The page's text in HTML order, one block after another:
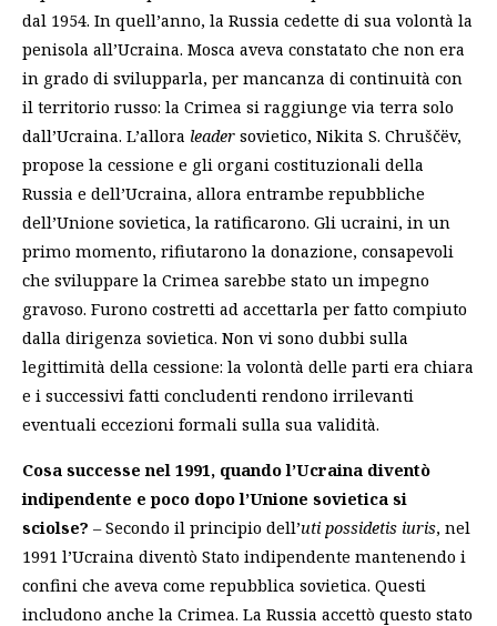
dal 1954. In quell’anno, la Russia cedette di sua volontà la
penisola all’Ucraina. Mosca aveva constatato che non era
in grado di svilupparla, per mancanza di continuità con
il territorio russo: la Crimea si raggiunge via terra solo
dall’Ucraina. L’allora leader sovietico, Nikita S. Chruščëv,
propose la cessione e gli organi costituzionali della
Russia e dell’Ucraina, allora entrambe repubbliche
dell’Unione sovietica, la ratificarono. Gli ucraini, in un
primo momento, rifiutarono la donazione, consapevoli
che sviluppare la Crimea sarebbe stato un impegno
gravoso. Furono costretti ad accettarla per fatto compiuto
dalla dirigenza sovietica. Non vi sono dubbi sulla
legittimità della cessione: la volontà delle parti era chiara
e i successivi fatti concludenti rendono irrilevanti
eventuali eccezioni formali sulla sua validità.
Cosa successe nel 1991, quando l’Ucraina diventò
indipendente e poco dopo l’Unione sovietica si
sciolse? – Secondo il principio dell’uti possidetis iuris, nel
1991 l’Ucraina diventò Stato indipendente mantenendo i
confini che aveva come repubblica sovietica. Questi
includono anche la Crimea. La Russia accettò questo stato